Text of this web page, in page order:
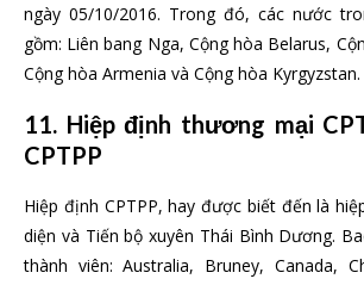
ngày 05/10/2016. Trong đó, các nước
gồm: Liên bang Nga, Cộng hòa Belarus,
Cộng hòa Armenia và Cộng hòa Kyrgyzstan.
11. Hiệp định thương mại
CPTPP
Hiệp định CPTPP, hay được biết đến là
diện và Tiến bộ xuyên Thái Bình Dương.
thành viên: Australia, Bruney, Canada,